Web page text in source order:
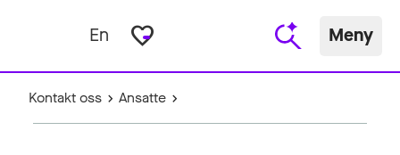
En favorite_border Meny
Kontakt oss Ansatte